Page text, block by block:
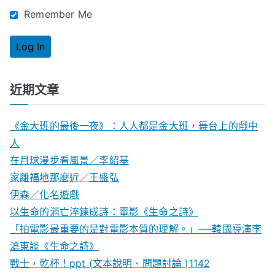
Remember Me
近期文章
《金大班的最後一夜》：人人都是金大班，舞台上的戲中
人
在月球漫步看風景／李紹基
家離福地那麼近／王盛弘
伊森／化名遊戲
以生命的消亡淬鍊成詩：電影《生命之詩》
「拍電影最重要的是對電影本質的理解。」──韓國導演李
滄東談《生命之詩》
戰士，乾杯！ppt (文本說明、問題討論 )1142